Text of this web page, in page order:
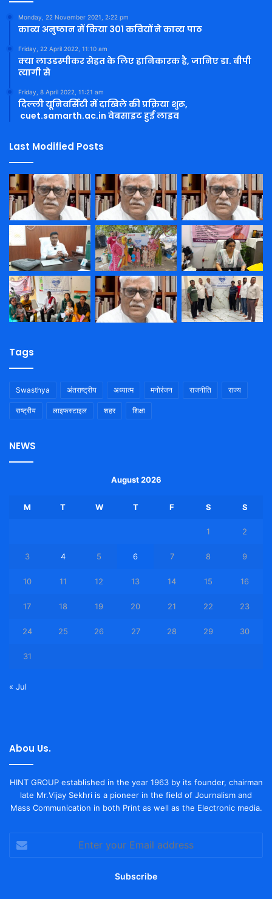
Monday, 22 November 2021, 2:22 pm
काव्य अनुष्ठान में किया 301 कवियों ने काव्य पाठ
Friday, 22 April 2022, 11:10 am
क्या लाउडस्पीकर सेहत के लिए हानिकारक है, जानिए डा. बीपी
त्यागी से
Friday, 8 April 2022, 11:21 am
दिल्ली यूनिवर्सिटी में दाखिले की प्रक्रिया शुरू,
cuet.samarth.ac.in वेबसाइट हुई लाइव
Last Modified Posts
Tags
Swasthya अंतराष्ट्रीय अध्यात्म मनोरंजन राजनीति राज्य
राष्ट्रीय लाइफस्टाइल शहर शिक्षा
NEWS
August 2026
M T W T F S S
1 2
3 4 5 6 7 8 9
10 11 12 13 14 15 16
17 18 19 20 21 22 23
24 25 26 27 28 29 30
31
« Jul
Abou Us.
HINT GROUP established in the year 1963 by its founder, chairman
late Mr.Vijay Sekhri is a pioneer in the field of Journalism and
Mass Communication in both Print as well as the Electronic media.
your